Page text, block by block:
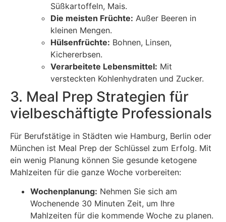
Süßkartoffeln, Mais.
Die meisten Früchte: Außer Beeren in
kleinen Mengen.
Hülsenfrüchte: Bohnen, Linsen,
Kichererbsen.
Verarbeitete Lebensmittel: Mit
versteckten Kohlenhydraten und Zucker.
3. Meal Prep Strategien für
vielbeschäftigte Professionals
Für Berufstätige in Städten wie Hamburg, Berlin oder
München ist Meal Prep der Schlüssel zum Erfolg. Mit
ein wenig Planung können Sie gesunde ketogene
Mahlzeiten für die ganze Woche vorbereiten:
Wochenplanung: Nehmen Sie sich am
Wochenende 30 Minuten Zeit, um Ihre
Mahlzeiten für die kommende Woche zu planen.